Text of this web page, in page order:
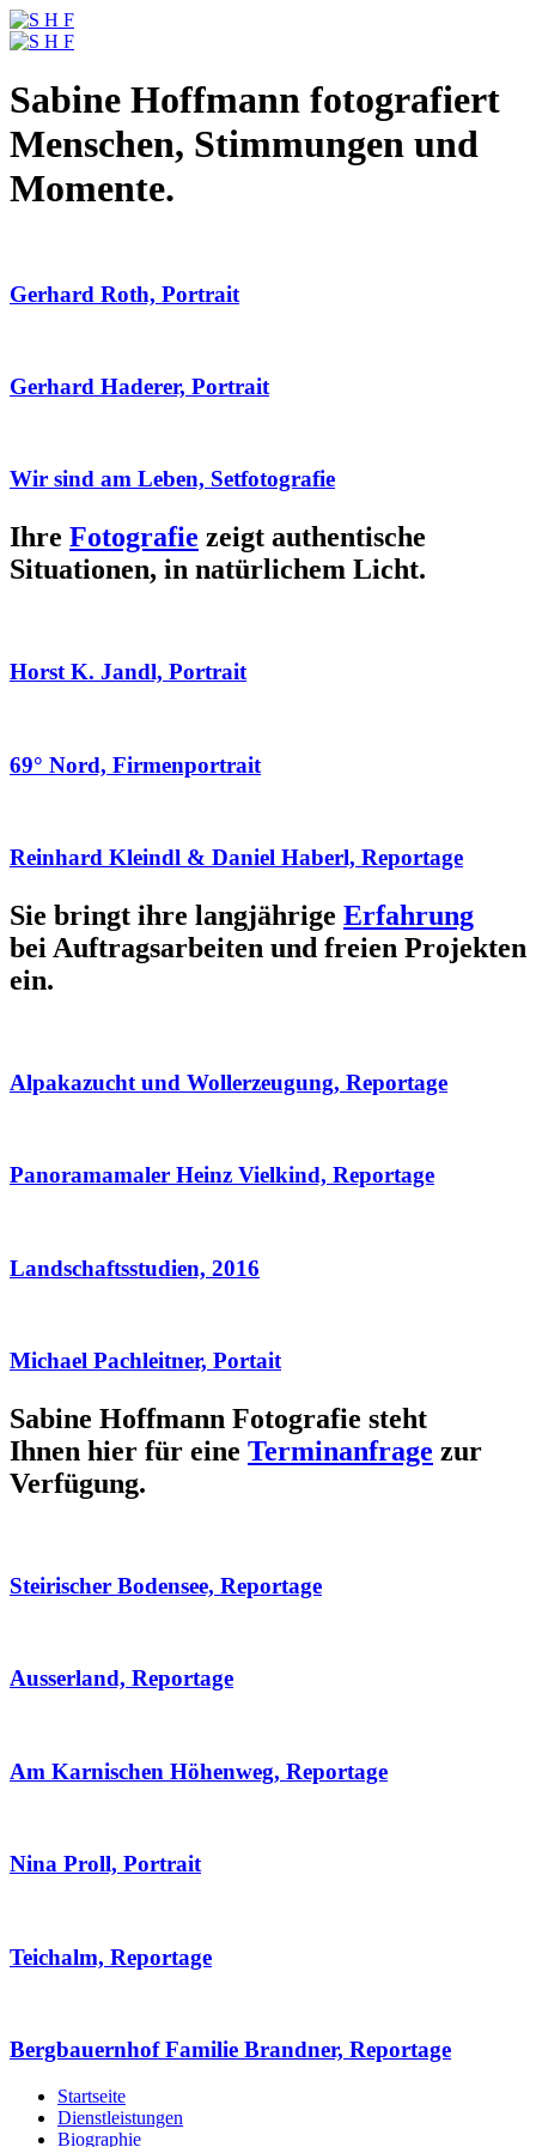
Sabine Hoffmann fotografiert
Menschen, Stimmungen und
Momente.
Gerhard Roth, Portrait
Gerhard Haderer, Portrait
Wir sind am Leben, Setfotografie
Ihre Fotografie zeigt authentische
Situationen, in natürlichem Licht.
Horst K. Jandl, Portrait
69° Nord, Firmenportrait
Reinhard Kleindl & Daniel Haberl, Reportage
Sie bringt ihre langjährige Erfahrung
bei Auftragsarbeiten und freien Projekten
ein.
Alpakazucht und Wollerzeugung, Reportage
Panoramamaler Heinz Vielkind, Reportage
Landschaftsstudien, 2016
Michael Pachleitner, Portait
Sabine Hoffmann Fotografie steht
Ihnen hier für eine Terminanfrage zur
Verfügung.
Steirischer Bodensee, Reportage
Ausserland, Reportage
Am Karnischen Höhenweg, Reportage
Nina Proll, Portrait
Teichalm, Reportage
Bergbauernhof Familie Brandner, Reportage
Startseite
Dienstleistungen
Biographie